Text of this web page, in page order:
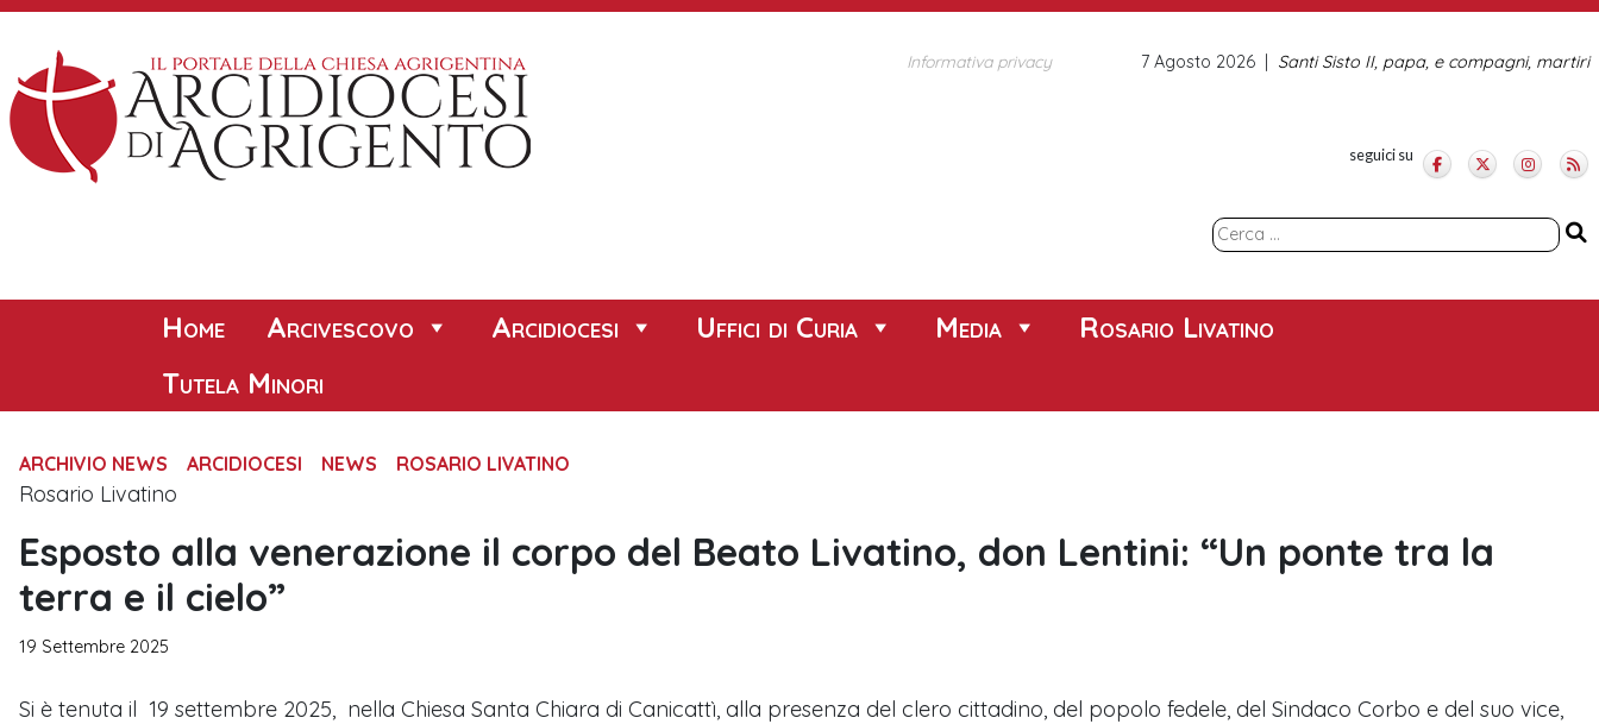
Skip
content
Informativa privacy Santi Sisto II, papa, e compagni, martiri
7 Agosto 2026
seguici su
Ricerca
Home Arcivescovo Arcidiocesi Uffici di Curia Media
Rosario Livatino
Tutela Minori
ARCHIVIO NEWS ARCIDIOCESI NEWS ROSARIO LIVATINO
Rosario Livatino
Esposto alla venerazione il corpo del Beato Livatino, don Lentini: “Un ponte tra la
terra e il cielo”
19 Settembre 2025
Si è tenuta il 19 settembre 2025, nella Chiesa Santa Chiara di Canicattì, alla presenza del clero cittadino, del popolo fedele, del Sindaco Corbo e del suo vice,